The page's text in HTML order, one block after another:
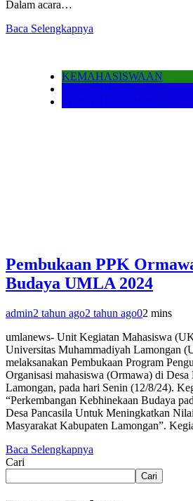
Dalam acara…
Baca Selengkapnya
KEMAHASISWAAN
Pembukaan PPK
Budaya UMLA 2024
admin2 tahun ago2 tahun ago02 mins
umlanews- Unit Kegiatan Mahasiswa
Universitas Muhammadiyah Lamongan
melaksanakan Pembukaan Program
Organisasi mahasiswa (Ormawa) di
Lamongan, pada hari Senin (12/8/24).
“Perkembangan Kebhinekaan Budaya
Desa Pancasila Untuk Meningkatkan
Masyarakat Kabupaten Lamongan”.
Baca Selengkapnya
Cari
Cari